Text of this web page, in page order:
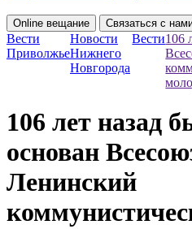
Online вещание Связаться с
Вести
Приволжье
Новости
Нижнего
Новгорода
Вести106
106 лет назад
основан
Ленинский